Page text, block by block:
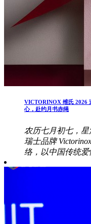
VICTORINOX 维氏 2026
心，赴约月书赤绳
农历七月初七，
瑞士品牌
络，以中国传统爱